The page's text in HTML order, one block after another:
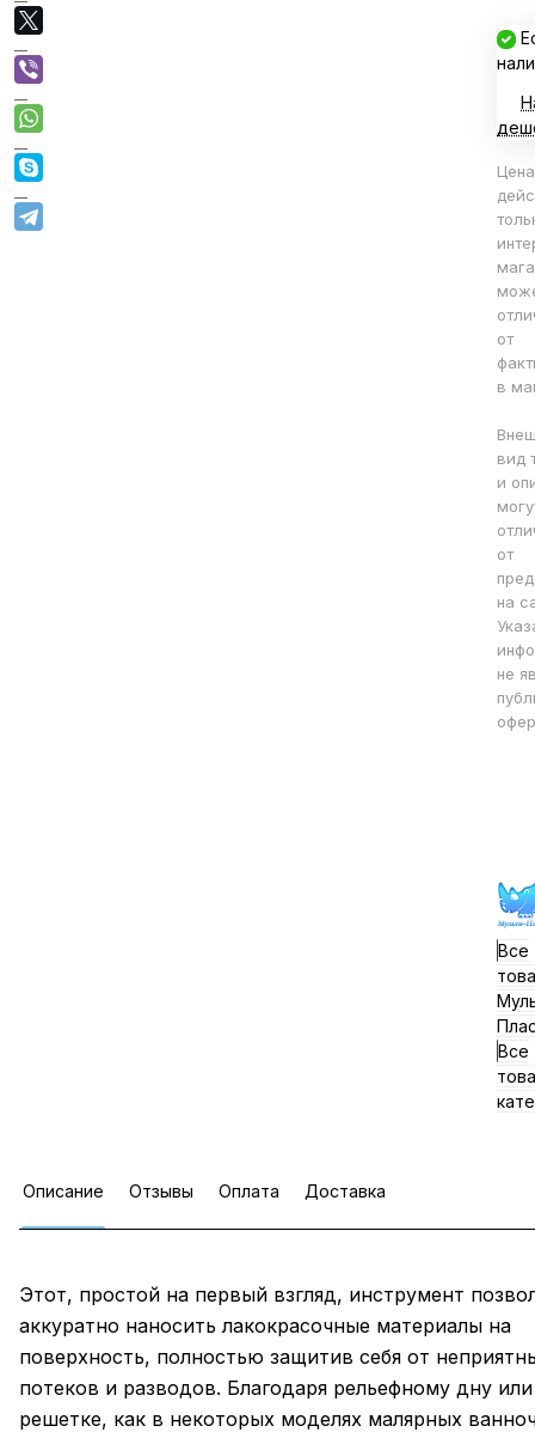
Цена
от
в
вид
и
от
на
не
Все
Все
Описание Отзывы Оплата Доставка
Этот, простой на первый взгляд, инструмент
аккуратно наносить лакокрасочные материалы на
поверхность, полностью защитив себя от
потеков и разводов. Благодаря рельефному дну или
решетке, как в некоторых моделях малярных